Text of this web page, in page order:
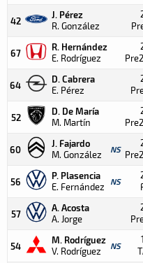
42
J. Pérez
R. González
67
R. Hernández
E. Rodríguez
64
D. Cabrera
E. Pérez
52
D. De María
M. Martín
60
J. Fajardo
M. González NS
56
P. Plasencia
E. Fernández NS
57
A. Acosta
A. Jorge
54
M. Rodríguez
V. Rodríguez NS
1